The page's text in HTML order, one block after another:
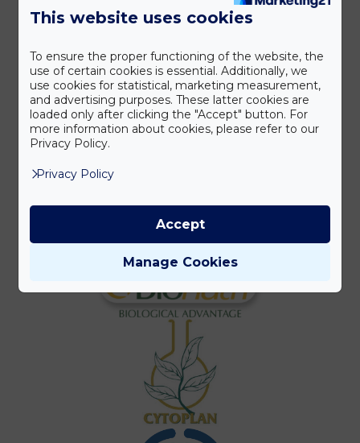
Várandósoknak
Gyártóink
This website uses cookies
To ensure the proper functioning of the website, the
use of certain cookies is essential. Additionally, we
use cookies for statistical, marketing measurement,
and advertising purposes. These latter cookies are
loaded only after clicking the "Accept" button. For
more information about cookies, please refer to our
Privacy Policy.
Privacy Policy
Manage Cookies
Accept